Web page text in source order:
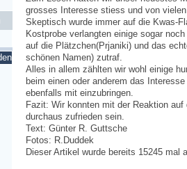
grosses Interesse stiess und von
Skeptisch wurde immer auf die Kwas-
Kostprobe verlangten einige sogar
auf die Plätzchen(Prjaniki) und das
schönen Namen) zutraf.
Alles in allem zählten wir wohl einige
beim einen oder anderem das
ebenfalls mit einzubringen.
Fazit: Wir konnten mit der Reaktion
durchaus zufrieden sein.
Text: Günter R. Guttsche
Fotos: R.Duddek
Dieser Artikel wurde bereits 15245 mal